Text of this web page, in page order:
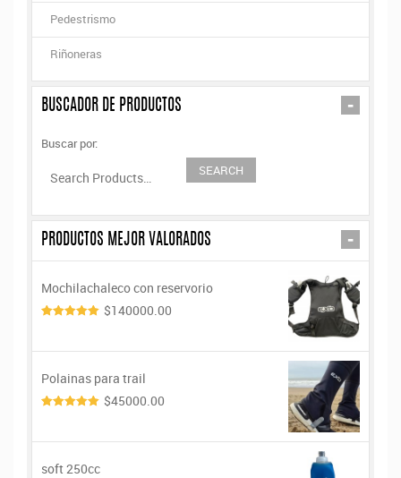
Pedestrismo
Riñoneras
-
BUSCADOR DE PRODUCTOS
Buscar por:
-
PRODUCTOS MEJOR VALORADOS
Mochilachaleco con reservorio
$140000.00
Polainas para trail
$45000.00
soft 250cc